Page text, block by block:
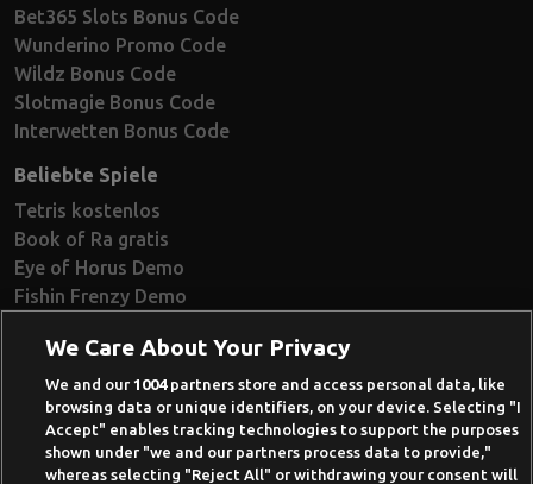
Bet365 Slots Bonus Code
Wunderino Promo Code
Wildz Bonus Code
Slotmagie Bonus Code
Interwetten Bonus Code
Beliebte Spiele
Tetris kostenlos
Book of Ra gratis
Eye of Horus Demo
Fishin Frenzy Demo
Book of Dead Demo
Razor Shark Demo
Beste Online Casinos 2026
Online Casino Demo spielen
We Care About Your Privacy
We and our1004partners store and access personal data, like
browsing data or unique identifiers, on your device. Selecting "I
Accept" enables tracking technologies to support the purposes
shown under "we and our partners process data to provide,"
whereas selecting "Reject All" or withdrawing your consent will